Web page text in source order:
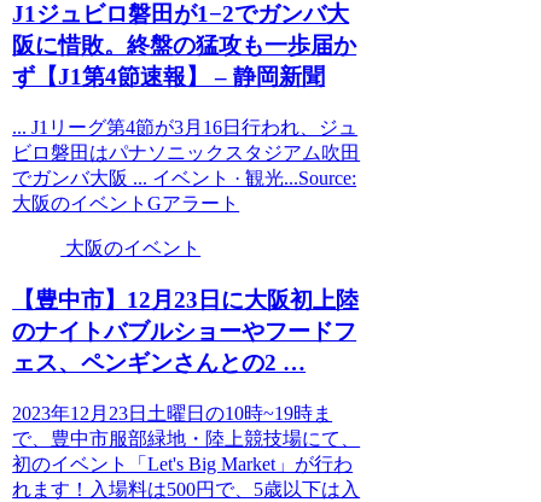
J1ジュビロ磐田が1−2でガンバ大
阪に惜敗。終盤の猛攻も一歩届か
ず【J1第4節速報】 – 静岡新聞
... J1リーグ第4節が3月16日行われ、ジュ
ビロ磐田はパナソニックスタジアム吹田
でガンバ大阪 ... イベント · 観光...Source:
大阪のイベントGアラート
大阪のイベント
【豊中市】12月23日に大阪初上陸
のナイトバブルショーやフードフ
ェス、ペンギンさんとの2 …
2023年12月23日土曜日の10時~19時ま
で、豊中市服部緑地・陸上競技場にて、
初のイベント「Let's Big Market」が行わ
れます！入場料は500円で、5歳以下は入